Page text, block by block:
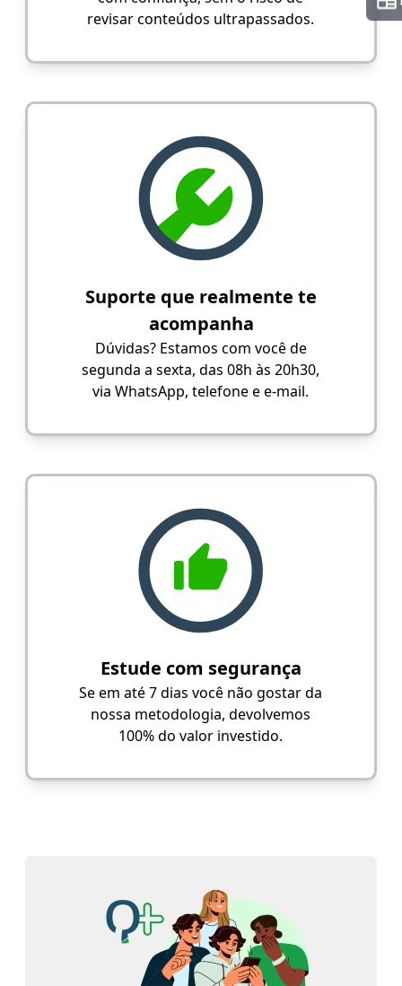
revisar conteúdos ultrapassados.
Suporte que realmente te
acompanha
Dúvidas? Estamos com você de
segunda a sexta, das 08h às 20h30,
via WhatsApp, telefone e e-mail.
Estude com segurança
Se em até 7 dias você não gostar da
nossa metodologia, devolvemos
100% do valor investido.